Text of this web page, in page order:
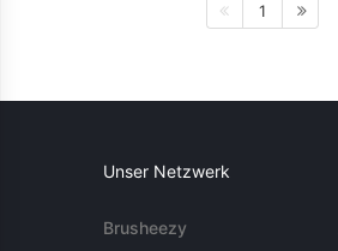
1
Unser Netzwerk
Brusheezy